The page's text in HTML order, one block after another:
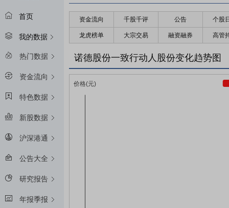
首页
我的数据
热门数据
资金流向
特色数据
新股数据
沪深港通
公告大全
研究报告
年报季报
资金流向 千股千评 公告 个股
龙虎榜单 大宗交易 融资融券 高管
诺德股份一致行动人股份变化趋势图